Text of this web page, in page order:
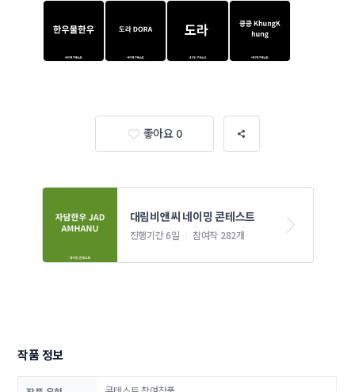
좋아요 0
대림비앤씨 네이밍 콘테스트
진행기간 6일 참여작 282개
작품 정보